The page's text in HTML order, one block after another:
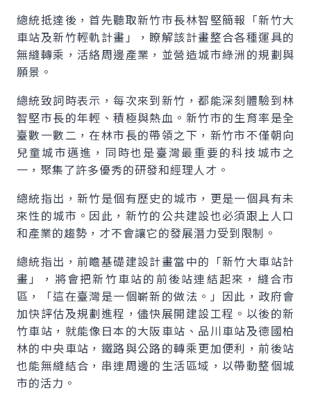
總統抵達後，首先聽取新竹市長林智堅簡報「新竹大
車站及新竹輕軌計畫」，瞭解該計畫整合各種運具的
無縫轉乘，活絡周邊產業，並營造城市綠洲的規劃與
願景。
總統致詞時表示，每次來到新竹，都能深刻體驗到林
智堅市長的年輕、積極與熱血。新竹市的生育率是全
臺數一數二，在林市長的帶領之下，新竹市不僅朝向
兒童城市邁進，同時也是臺灣最重要的科技城市之
一，聚集了許多優秀的研發和經理人才。
總統指出，新竹是個有歷史的城市，更是一個具有未
來性的城市。因此，新竹的公共建設也必須跟上人口
和產業的趨勢，才不會讓它的發展潛力受到限制。
總統指出，前瞻基礎建設計畫當中的「新竹大車站計
畫」，將會把新竹車站的前後站連結起來，縫合市
區，「這在臺灣是一個嶄新的做法。」因此，政府會
加快評估及規劃進程，儘快展開建設工程。以後的新
竹車站，就能像日本的大阪車站、品川車站及德國柏
林的中央車站，鐵路與公路的轉乘更加便利，前後站
也能無縫結合，串連周邊的生活區域，以帶動整個城
市的活力。